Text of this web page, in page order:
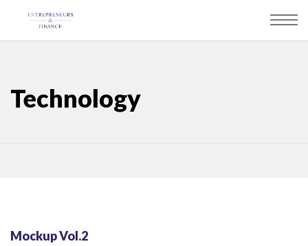
Technology
Mockup Vol.2
Panneau de gestion des cookies